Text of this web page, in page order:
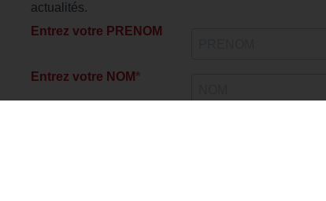
actualités.
Entrez votre PRENOM
Entrez votre NOM